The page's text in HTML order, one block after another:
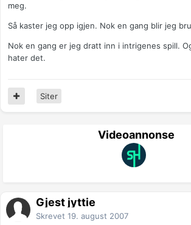
meg.
Så kaster jeg opp igjen. Nok en gang blir jeg
Nok en gang er jeg dratt inn i intrigenes spill.
hater det.
Siter
Videoannonse
Gjest jyttie
Skrevet 19. august 2007